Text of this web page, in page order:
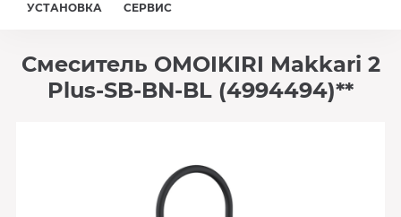
УСТАНОВКА СЕРВИС
Смеситель OMOIKIRI Makkari 2
Plus-SB-BN-BL (4994494)**